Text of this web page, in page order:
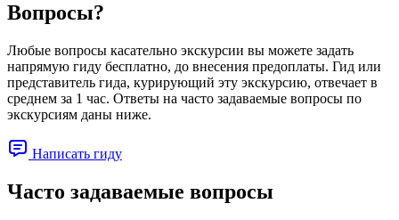
Вопросы?
Любые вопросы касательно экскурсии вы можете задать
напрямую гиду бесплатно, до внесения предоплаты. Гид или
представитель гида, курирующий эту экскурсию, отвечает в
среднем за 1 час. Ответы на часто задаваемые вопросы по
экскурсиям даны ниже.
Написать гиду
Часто задаваемые вопросы